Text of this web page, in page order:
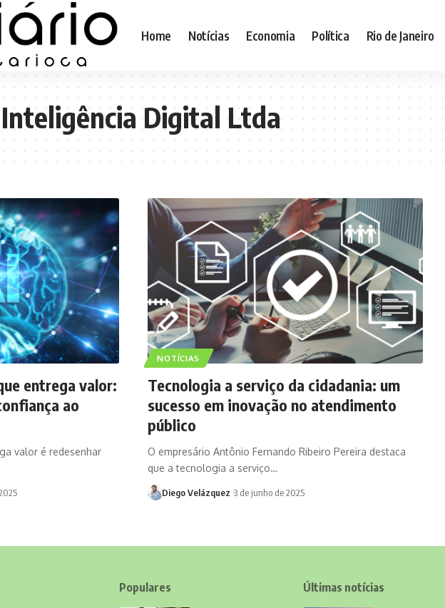
Home Notícias Economia Política Rio de Janeiro
Digital Ltda
entrega valor:
ao
valor é redesenhar
NOTÍCIAS
Tecnologia a serviço da cidadania: um
sucesso em inovação no atendimento
público
O empresário Antônio Fernando Ribeiro Pereira destaca
que a tecnologia a serviço…
Diego Velázquez 3 de junho de 2025
Populares Últimas notícias